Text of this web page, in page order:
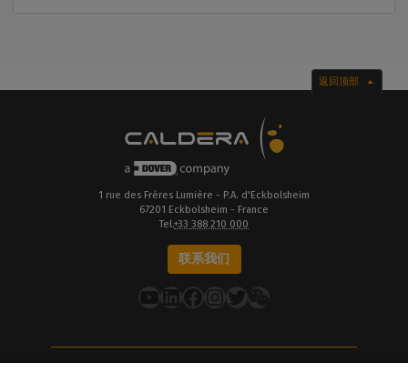
返回顶部
1 rue des Frères Lumière - P.A. d'Eckbolsheim
67201 Eckbolsheim - France
Tel.+33 388 210 000
联系我们
YouTube
LinkedIn
在 Facebook 上Instagram
推特